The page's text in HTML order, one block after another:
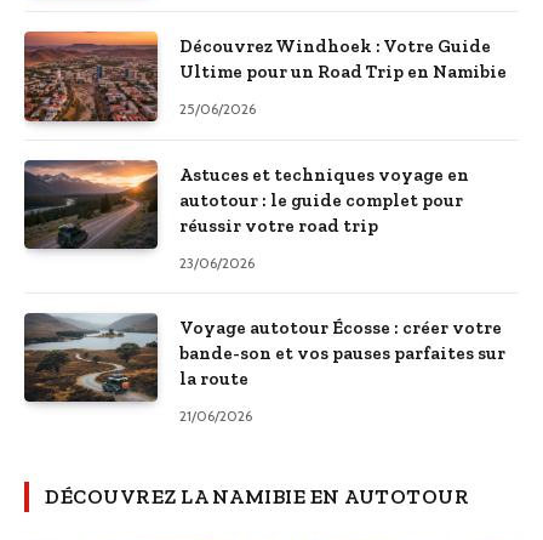
Découvrez Windhoek : Votre Guide
Ultime pour un Road Trip en Namibie
25/06/2026
Astuces et techniques voyage en
autotour : le guide complet pour
réussir votre road trip
23/06/2026
Voyage autotour Écosse : créer votre
bande-son et vos pauses parfaites sur
la route
21/06/2026
DÉCOUVREZ LA NAMIBIE EN AUTOTOUR